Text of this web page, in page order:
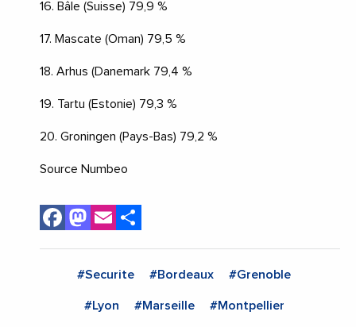
16. Bâle (Suisse) 79,9 %
17. Mascate (Oman) 79,5 %
18. Arhus (Danemark 79,4 %
19. Tartu (Estonie) 79,3 %
20. Groningen (Pays-Bas) 79,2 %
Source Numbeo
Facebook
Mastodon
Email
#Securite #Bordeaux #Grenoble
#Lyon #Marseille #Montpellier